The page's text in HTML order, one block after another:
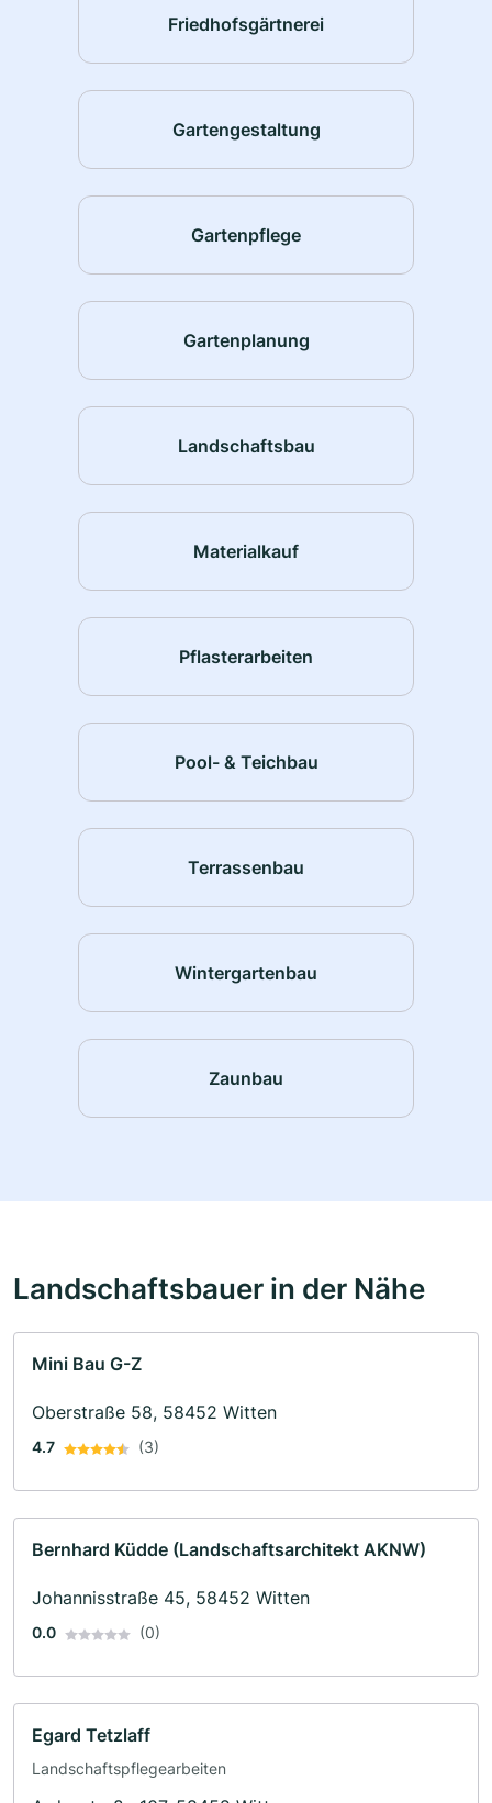
Friedhofsgärtnerei
Gartengestaltung
Gartenpflege
Gartenplanung
Landschaftsbau
Materialkauf
Pflasterarbeiten
Pool- & Teichbau
Terrassenbau
Wintergartenbau
Zaunbau
Landschaftsbauer in der Nähe
Mini Bau G-Z
Oberstraße 58, 58452 Witten
4.7 (3)
Bernhard Küdde (Landschaftsarchitekt AKNW)
Johannisstraße 45, 58452 Witten
0.0 (0)
Egard Tetzlaff
Landschaftspflegearbeiten